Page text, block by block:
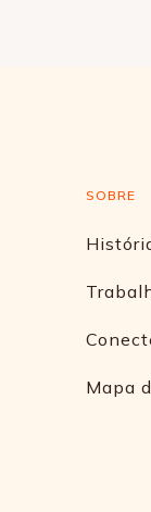
SOBRE
Mapa